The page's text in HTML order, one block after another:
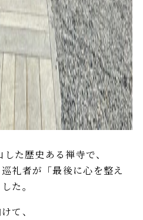
た歴史ある禅寺で、
礼者が「最後に心を整え
た。
て、